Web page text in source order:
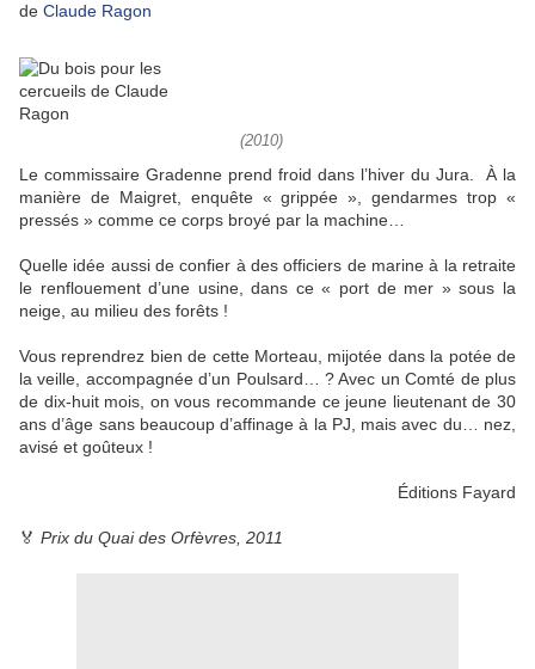
de Claude Ragon
(2010)
Le commissaire Gradenne prend froid dans l’hiver du Jura. À la
manière de Maigret, enquête « grippée », gendarmes trop «
pressés » comme ce corps broyé par la machine…
Quelle idée aussi de confier à des officiers de marine à la retraite
le renflouement d’une usine, dans ce « port de mer » sous la
neige, au milieu des forêts !
Vous reprendrez bien de cette Morteau, mijotée dans la potée de
la veille, accompagnée d’un Poulsard… ? Avec un Comté de plus
de dix-huit mois, on vous recommande ce jeune lieutenant de 30
ans d’âge sans beaucoup d’affinage à la PJ, mais avec du… nez,
avisé et goûteux !
Éditions Fayard
🏅 Prix du Quai des Orfèvres, 2011